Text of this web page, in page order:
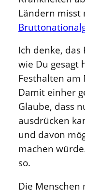
Ländern misst
Ich denke,
wie Du gesagt
Festhalten am
Damit einher
Glaube, dass
ausdrücken
und davon
machen
so.
Die Menschen